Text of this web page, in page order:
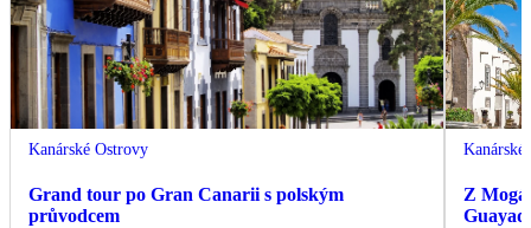
Kanárské Ostrovy
Grand tour po Gran Canarii s polským
průvodcem
Z